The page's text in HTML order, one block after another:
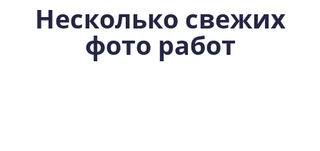
Несколько свежих
фото работ